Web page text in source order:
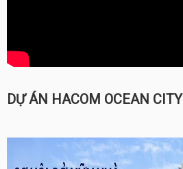
DỰ ÁN HACOM OCEAN CITY